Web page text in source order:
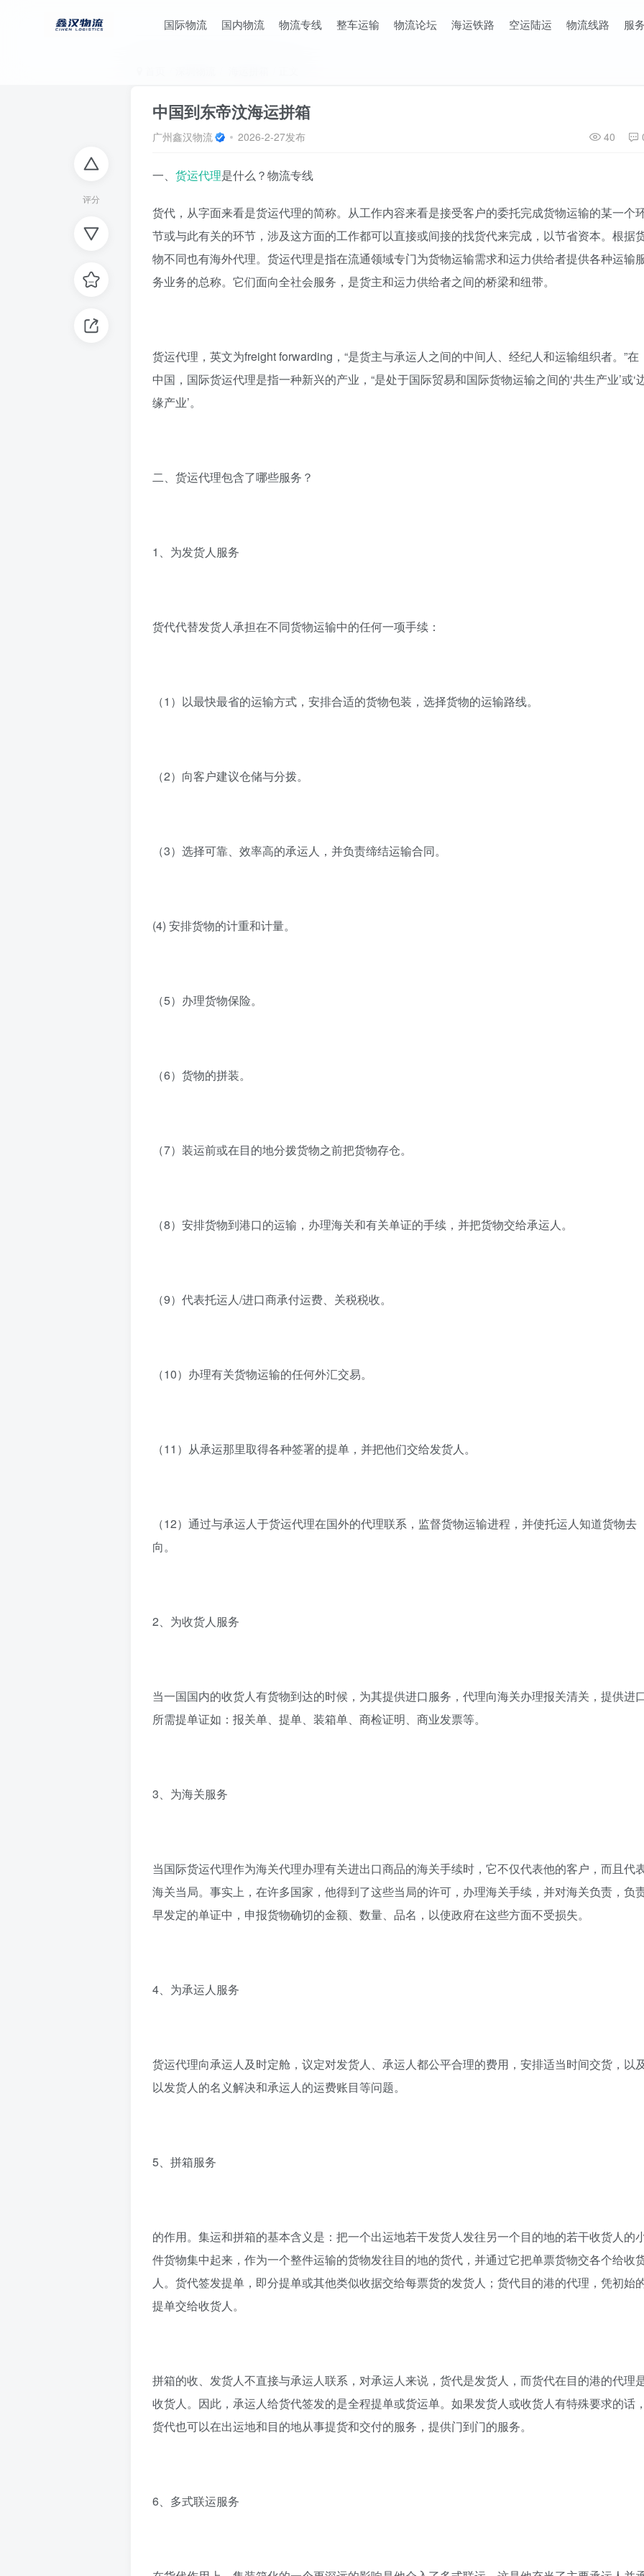
国际物流 国内物流 物流专线 整车运输 物流论坛 海运铁路 空运陆运 物流线路 服
评分
中国到东帝汶海运拼箱
广州鑫汉物流 2026-2-27发布 40
一、 货运代理是什么？物流专线
货代，从字面来看是货运代理的简称。从工作内容来看是接受客户的委托完成货物运输的某一个
节或与此有关的环节，涉及这方面的工作都可以直接或间接的找货代来完成，以节省资本。根据
物不同也有海外代理。货运代理是指在流通领域专门为货物运输需求和运力供给者提供各种运输
务业务的总称。它们面向全社会服务，是货主和运力供给者之间的桥梁和纽带。
货运代理，英文为freight forwarding，“是货主与承运人之间的中间人、经纪人和运输组织者。”在
中国，国际货运代理是指一种新兴的产业，“是处于国际贸易和国际货物运输之间的‘共生产业’或‘
缘产业’。
二、货运代理包含了哪些服务？
1、为发货人服务
货代代替发货人承担在不同货物运输中的任何一项手续：
（1）以最快最省的运输方式，安排合适的货物包装，选择货物的运输路线。
（2）向客户建议仓储与分拨。
（3）选择可靠、效率高的承运人，并负责缔结运输合同。
(4) 安排货物的计重和计量。
（5）办理货物保险。
（6）货物的拼装。
（7）装运前或在目的地分拨货物之前把货物存仓。
（8）安排货物到港口的运输，办理海关和有关单证的手续，并把货物交给承运人。
（9）代表托运人/进口商承付运费、关税税收。
（10）办理有关货物运输的任何外汇交易。
（11）从承运那里取得各种签署的提单，并把他们交给发货人。
（12）通过与承运人于货运代理在国外的代理联系，监督货物运输进程，并使托运人知道货物去
向。
2、为收货人服务
当一国国内的收货人有货物到达的时候，为其提供进口服务，代理向海关办理报关清关，提供进
所需提单证如：报关单、提单、装箱单、商检证明、商业发票等。
3、为海关服务
当国际货运代理作为海关代理办理有关进出口商品的海关手续时，它不仅代表他的客户，而且代
海关当局。事实上，在许多国家，他得到了这些当局的许可，办理海关手续，并对海关负责，负
早发定的单证中，申报货物确切的金额、数量、品名，以使政府在这些方面不受损失。
4、为承运人服务
货运代理向承运人及时定舱，议定对发货人、承运人都公平合理的费用，安排适当时间交货，以
以发货人的名义解决和承运人的运费账目等问题。
5、拼箱服务
的作用。集运和拼箱的基本含义是：把一个出运地若干发货人发往另一个目的地的若干收货人的
件货物集中起来，作为一个整件运输的货物发往目的地的货代，并通过它把单票货物交各个给收
人。货代签发提单，即分提单或其他类似收据交给每票货的发货人；货代目的港的代理，凭初始
提单交给收货人。
拼箱的收、发货人不直接与承运人联系，对承运人来说，货代是发货人，而货代在目的港的代理
收货人。因此，承运人给货代签发的是全程提单或货运单。如果发货人或收货人有特殊要求的话
货代也可以在出运地和目的地从事提货和交付的服务，提供门到门的服务。
6、多式联运服务